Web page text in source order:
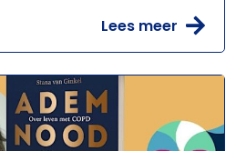
Lees meer